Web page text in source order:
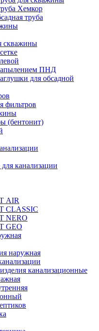
Хемкор
труба
скважины
ПНД
для обсадной
фильтров
(бентонит)
канализации
AIR
наружная
канализационные